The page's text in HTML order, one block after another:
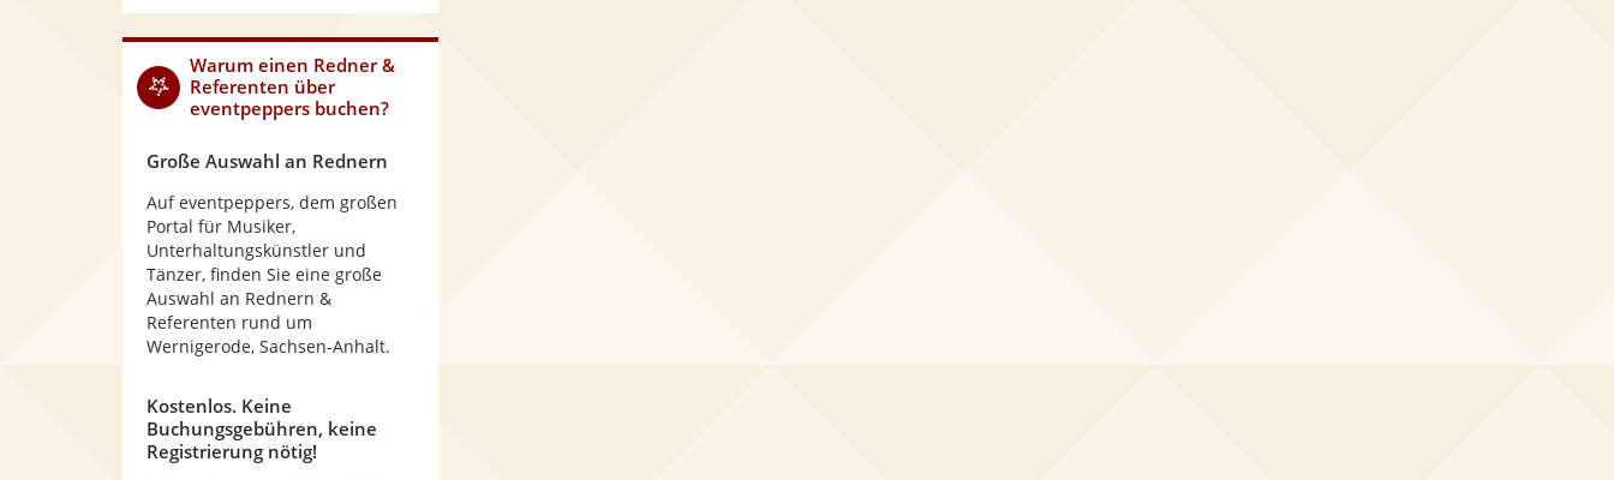
Warum einen Redner &
Referenten über
eventpeppers buchen?
Große Auswahl an Rednern
Auf eventpeppers, dem großen
Portal für Musiker,
Unterhaltungskünstler und
Tänzer, finden Sie eine große
Auswahl an Rednern &
Referenten rund um
Wernigerode, Sachsen-Anhalt.
Kostenlos. Keine
Buchungsgebühren, keine
Registrierung nötig!